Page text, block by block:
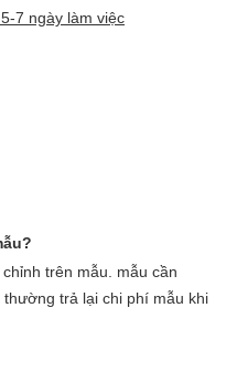
7 ngày làm việc
trên mẫu. mẫu cần
trả lại chi phí mẫu khi